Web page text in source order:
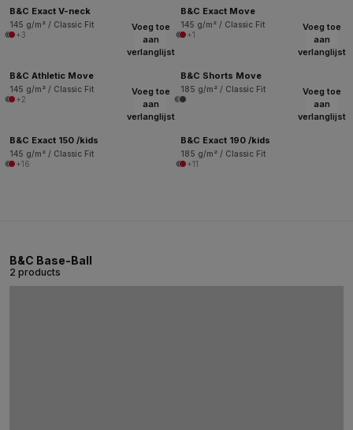
B&C Exact V-neck
145 g/m² / Classic Fit
+3
B&C Exact Move
145 g/m² / Classic Fit
+1
Voeg toe
aan
verlanglijst
B&C Athletic Move
145 g/m² / Classic Fit
+2
Voeg toe
aan
verlanglijst
B&C Shorts Move
185 g/m² / Classic Fit
Voeg toe
aan
verlanglijst
B&C Exact 150 /kids
145 g/m² / Classic Fit
+16
Voeg toe
aan
verlanglijst
B&C Exact 190 /kids
185 g/m² / Classic Fit
+11
B&C Base-Ball
2 products